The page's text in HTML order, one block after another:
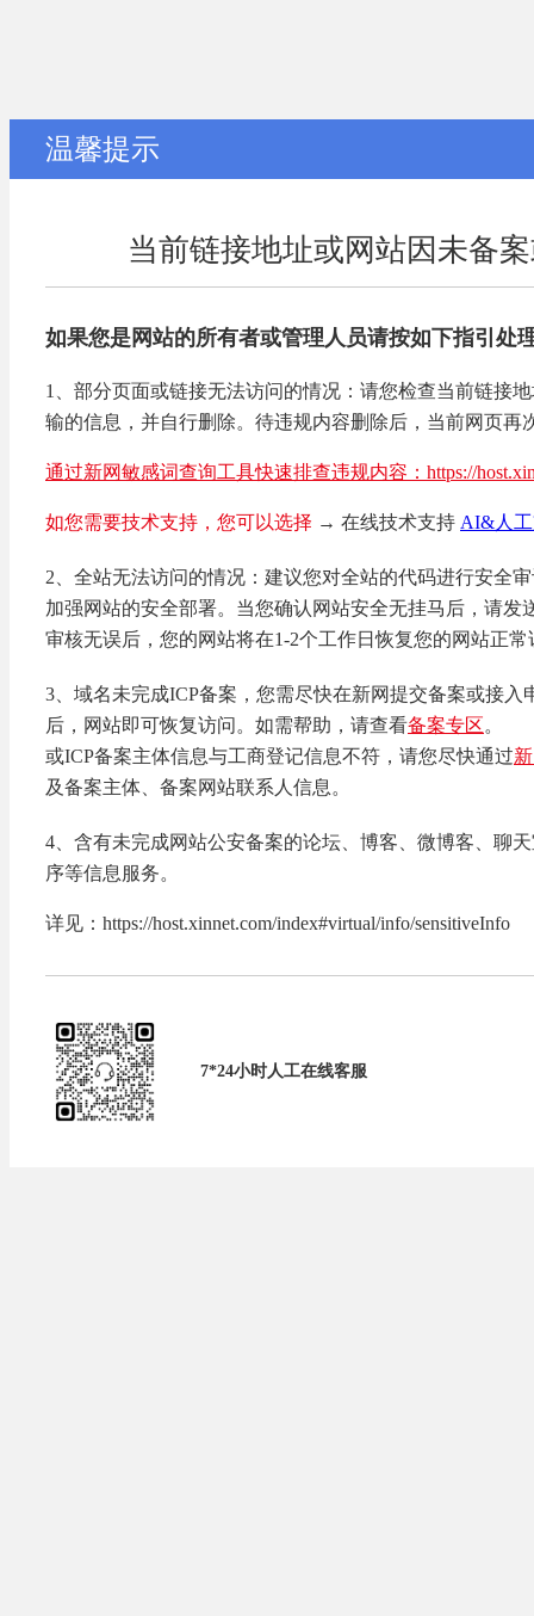
温馨提示
当前链接地址或网站因未备
如果您是网站的所有者或管理人员请按如下指引处
1、部分页面或链接无法访问的情况：请您检查当前链接
输的信息，并自行删除。待违规内容删除后，当前网页再
通过新网敏感词查询工具快速排查违规内容：https://
如您需要技术支持，您可以选择 → 在线技术支持 AI&人
2、全站无法访问的情况：建议您对全站的代码进行安全
加强网站的安全部署。当您确认网站安全无挂马后，请发
审核无误后，您的网站将在1-2个工作日恢复您的网站正常
3、域名未完成ICP备案，您需尽快在新网提交备案或接
后，网站即可恢复访问。如需帮助，请查看备案专区。
或ICP备案主体信息与工商登记信息不符，请您尽快通过
及备案主体、备案网站联系人信息。
4、含有未完成网站公安备案的论坛、博客、微博客、聊
序等信息服务。
详见：https://host.xinnet.com/index#virtual/info/sensitiveInfo
7*24小时人工在线客服